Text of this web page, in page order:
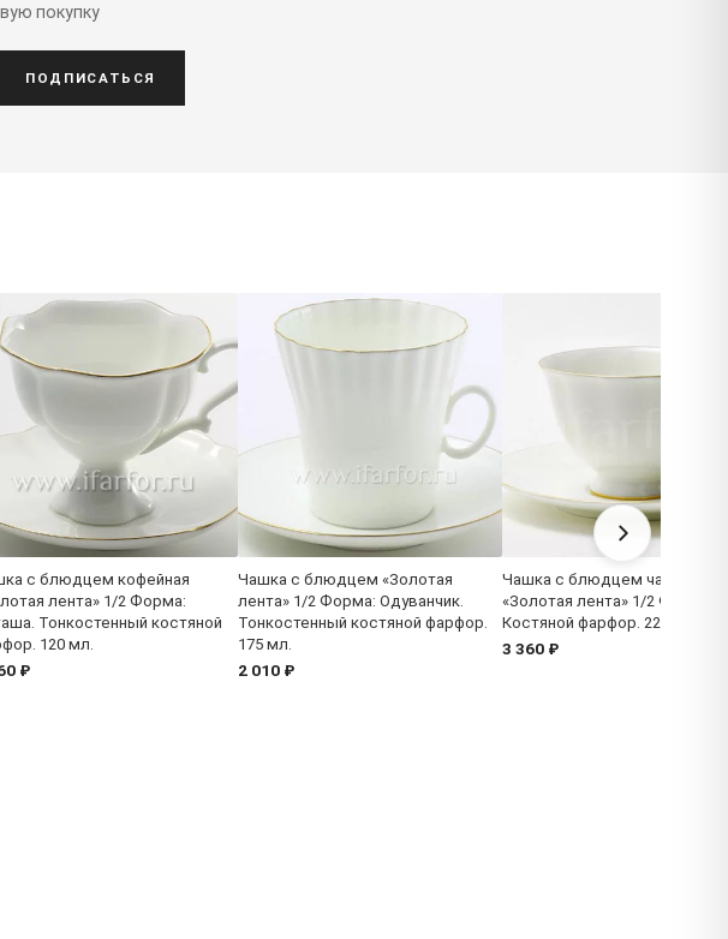
покупку
ПОДПИСАТЬСЯ
с блюдцем кофейная
лента» 1/2 Форма:
Тонкостенный костяной
120 мл.
₽
Чашка с блюдцем «Золотая
лента» 1/2 Форма: Одуванчик.
Тонкостенный костяной фарфор.
175 мл.
2 010 ₽
Чашка с блюдцем чайная
«Золотая лента» 1/2 Форма:
Костяной фарфор. 220 мл.
3 360 ₽